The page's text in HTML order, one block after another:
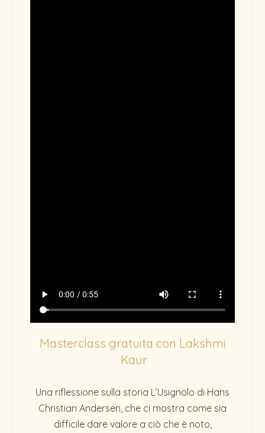
Masterclass gratuita con Lakshmi
Kaur
Una riflessione sulla storia L’Usignolo di Hans
Christian Andersen, che ci mostra come sia
difficile dare valore a ciò che è noto,